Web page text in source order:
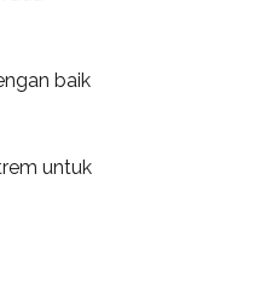
baik
untuk